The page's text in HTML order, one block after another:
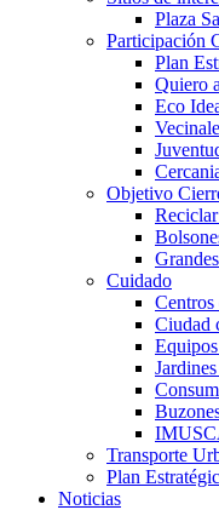
Plaza
Participación
Plan
Quiero
Eco
Objetivo
Cuidado
Centros
Ciudad
Transporte
Plan
Noticias